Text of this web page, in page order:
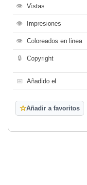
👁 Vistas
👁 Impresiones
👁 Coloreados en linea
🔒 Copyright
📅 Añadido el
☆Añadir a favoritos